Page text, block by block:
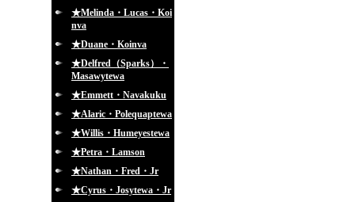
★Melinda・Lucas・Koi
nva
★Duane・Koinva
★Delfred（Sparks）・
Masawytewa
★Emmett・Navakuku
★Alaric・Polequaptewa
★Willis・Humeyestewa
★Petra・Lamson
★Nathan・Fred・Jr
★Cyrus・Josytewa・Jr